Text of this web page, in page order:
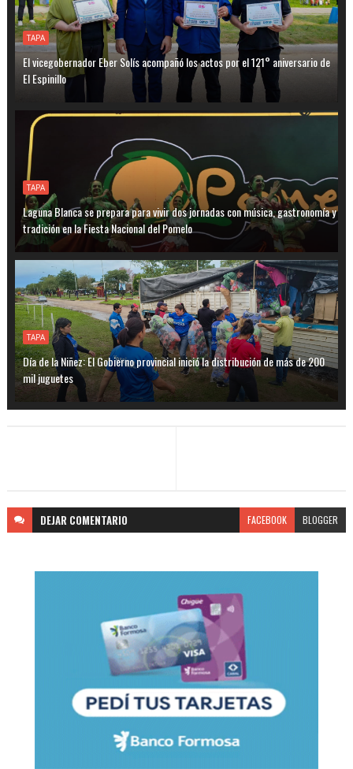
TAPA
El vicegobernador Eber Solís acompañó los actos por el 121° aniversario de
El Espinillo
TAPA
Laguna Blanca se prepara para vivir dos jornadas con música, gastronomía y
tradición en la Fiesta Nacional del Pomelo
TAPA
Día de la Niñez: El Gobierno provincial inició la distribución de más de 200
mil juguetes
DEJAR COMENTARIO FACEBOOK BLOGGER